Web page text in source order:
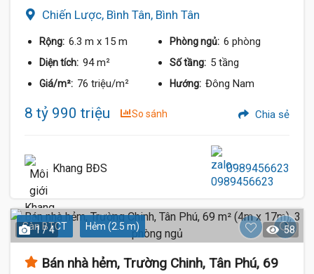
Chiến Lược, Bình Tân, Bình Tân
Rộng: 6.3 m x 15 m Phòng ngủ: 6 phòng
Diện tích: 94 m² Số tầng: 5 tầng
Giá/m²: 76 triệu/m² Hướng: Đông Nam
8 tỷ 990 triệu So sánh Chia sẻ
Khang BĐS 0989456623
Sàn BTCT Hẻm (2.5 m)
1 / 4 58
Bán nhà hẻm, Trường Chinh, Tân Phú, 69